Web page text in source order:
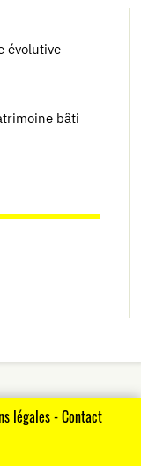
évolutive
bâti
légales-Contact